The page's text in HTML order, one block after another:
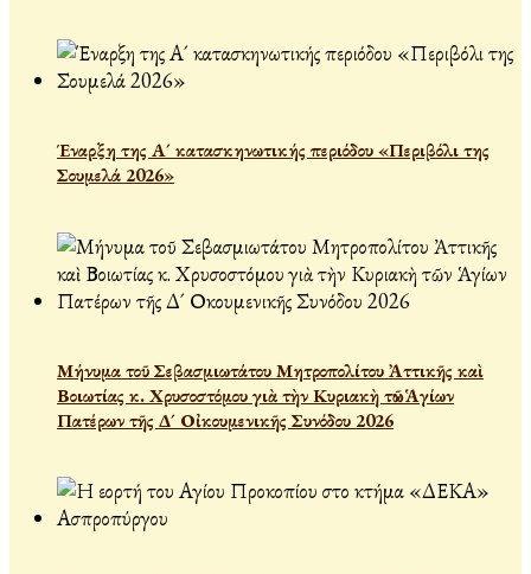
Έναρξη της Α´ κατασκηνωτικής περιόδου «Περιβόλι της
Σουμελά 2026»
Μήνυμα τοῦ Σεβασμιωτάτου Μητροπολίτου Ἀττικῆς καὶ
Βοιωτίας κ. Χρυσοστόμου γιὰ τὴν Κυριακὴ τῶν Ἁγίων
Πατέρων τῆς Δ´ Οἰκουμενικῆς Συνόδου 2026